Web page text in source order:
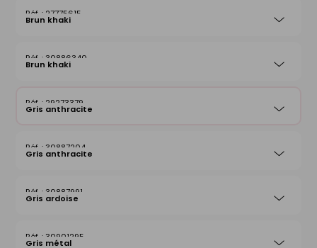
27775615
Brun khaki
30886340
Brun khaki
29273379
Gris anthracite
30887204
Gris anthracite
30887991
Gris ardoise
30901295
Gris métal